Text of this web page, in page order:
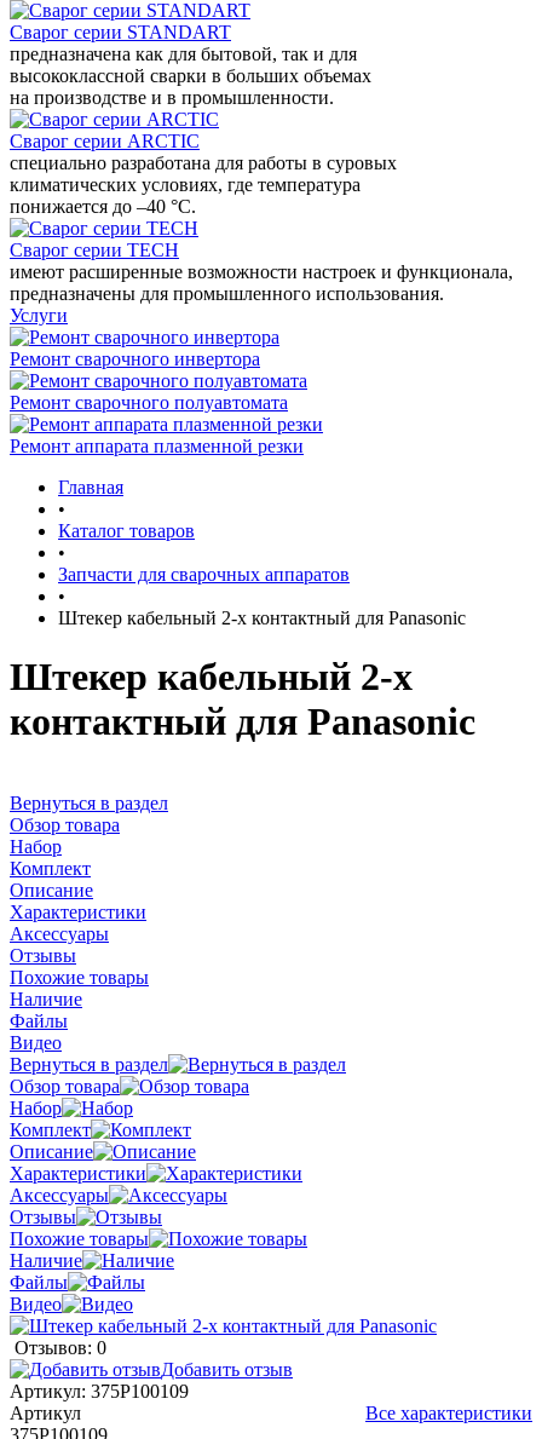
Сварог серии STANDART
предназначена как для бытовой, так и для
высококлассной сварки в больших объемах
на производстве и в промышленности.
Сварог серии ARCTIC
специально разработана для работы в суровых
климатических условиях, где температура
понижается до –40 °С.
Сварог серии TECH
имеют расширенные возможности настроек и функционала,
предназначены для промышленного использования.
Услуги
Ремонт сварочного инвертора
Ремонт сварочного полуавтомата
Ремонт аппарата плазменной резки
Главная
•
Каталог товаров
•
Запчасти для сварочных аппаратов
•
Штекер кабельный 2-х контактный для Panasonic
Штекер кабельный 2-х
контактный для Panasonic
Вернуться в раздел
Обзор товара
Набор
Комплект
Описание
Характеристики
Аксессуары
Отзывы
Похожие товары
Наличие
Файлы
Видео
Вернуться в раздел
Обзор товара
Набор
Комплект
Описание
Характеристики
Аксессуары
Отзывы
Похожие товары
Наличие
Файлы
Видео
Отзывов: 0
Добавить отзыв
Артикул: 375P100109
Все характеристики
Артикул
375P100109